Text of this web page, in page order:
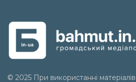
© 2025 При використанні